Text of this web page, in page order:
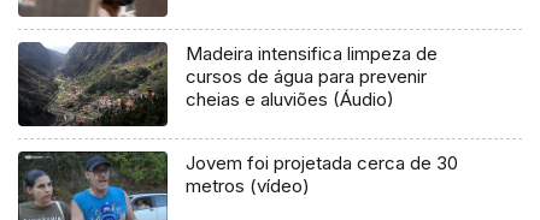
Madeira intensifica limpeza de
cursos de água para prevenir
cheias e aluviões (Áudio)
Jovem foi projetada cerca de 30
metros (vídeo)